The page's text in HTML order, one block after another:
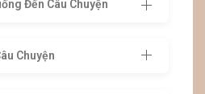
Đến Câu Chuyện
Chuyện